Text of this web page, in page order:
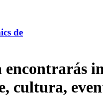
de
cultura,